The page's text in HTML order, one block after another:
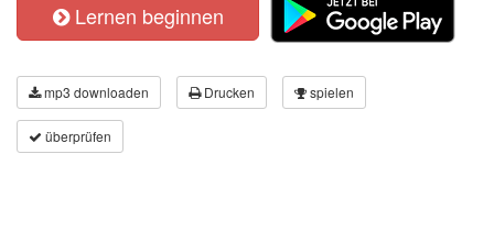
Lernen beginnen
mp3 downloaden Drucken spielen
überprüfen